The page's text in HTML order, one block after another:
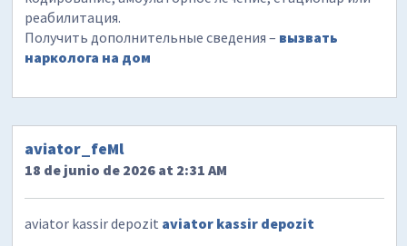
реабилитация.
Получить дополнительные сведения – вызвать
нарколога на дом
aviator_feMl
18 de junio de 2026 at 2:31 AM
aviator kassir depozit aviator kassir depozit